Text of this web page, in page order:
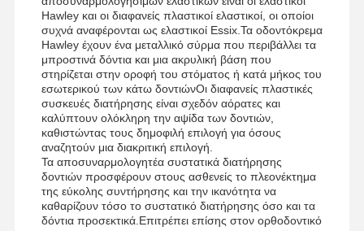
Συνομιλία
Τώρα
Κεραμικές Οδοντοστοιχίες
Φανίρισμα Emax
Οδοντικός φραγμός μοσχευμάτων
Πορσελάνη λιωμένη σε μέταλλο
Hawley και οι διαφανείς πλαστικοί ελαστικοί, οι οποίοι
συχνά αναφέρονται ως ελαστικοί Essix.Τα οδοντόκρεμα
Hawley έχουν ένα μεταλλικό σύρμα που περιβάλλει τα
μπροστινά δόντια και μια ακρυλική βάση που
στηρίζεται στην οροφή του στόματος ή κατά μήκος του
εσωτερικού των κάτω δοντιώνΟι διαφανείς πλαστικές
συσκευές διατήρησης είναι σχεδόν αόρατες και
καλύπτουν ολόκληρη την αψίδα των δοντιών,
καθιστώντας τους δημοφιλή επιλογή για όσους
αναζητούν μια διακριτική επιλογή.
Τα αποσυναρμολογητέα συστατικά διατήρησης
δοντιών προσφέρουν στους ασθενείς το πλεονέκτημα
της εύκολης συντήρησης και την ικανότητα να
καθαρίζουν τόσο το συστατικό διατήρησης όσο και τα
δόντια προσεκτικά.Επιτρέπει επίσης στον ορθοδοντικό